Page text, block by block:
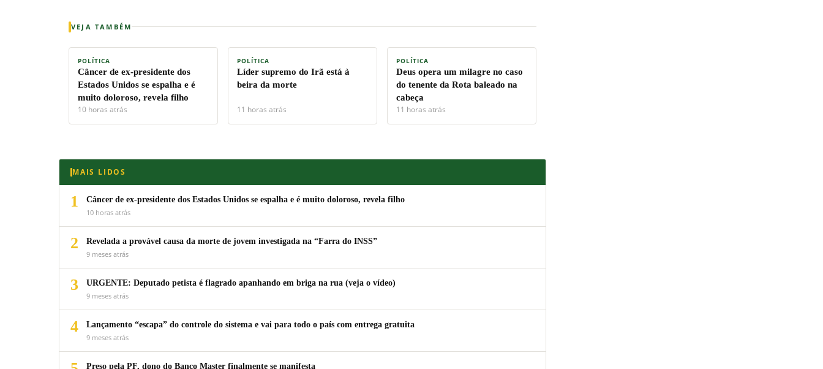
VEJA TAMBÉM
POLÍTICA
Câncer de ex-presidente dos
Estados Unidos se espalha e é
muito doloroso, revela filho
10 horas atrás
POLÍTICA
Líder supremo do Irã está à
beira da morte
11 horas atrás
POLÍTICA
Deus opera um milagre no caso
do tenente da Rota baleado na
cabeça
11 horas atrás
MAIS LIDOS
1
Câncer de ex-presidente dos Estados Unidos se espalha e é muito doloroso, revela filho
10 horas atrás
2
Revelada a provável causa da morte de jovem investigada na “Farra do INSS”
9 meses atrás
3
URGENTE: Deputado petista é flagrado apanhando em briga na rua (veja o vídeo)
9 meses atrás
4
Lançamento “escapa” do controle do sistema e vai para todo o país com entrega gratuita
9 meses atrás
Preso pela PF, dono do Banco Master finalmente se manifesta